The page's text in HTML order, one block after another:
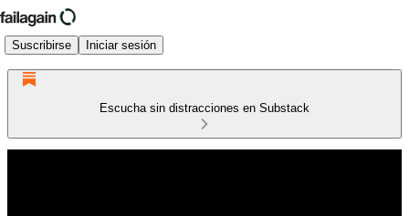
Suscribirse Iniciar sesión
Escucha sin distracciones en Substack